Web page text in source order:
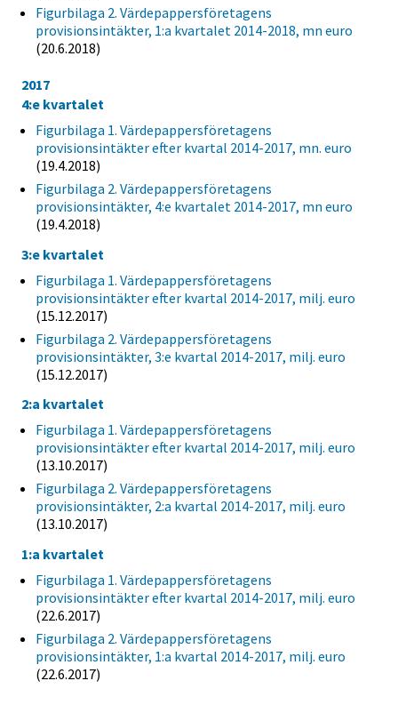
Figurbilaga 2. Värdepappersföretagens
provisionsintäkter, 1:a kvartalet 2014-2018, mn euro
(20.6.2018)
2017
4:e kvartalet
Figurbilaga 1. Värdepappersföretagens
provisionsintäkter efter kvartal 2014-2017, mn. euro
(19.4.2018)
Figurbilaga 2. Värdepappersföretagens
provisionsintäkter, 4:e kvartalet 2014-2017, mn euro
(19.4.2018)
3:e kvartalet
Figurbilaga 1. Värdepappersföretagens
provisionsintäkter efter kvartal 2014-2017, milj. euro
(15.12.2017)
Figurbilaga 2. Värdepappersföretagens
provisionsintäkter, 3:e kvartal 2014-2017, milj. euro
(15.12.2017)
2:a kvartalet
Figurbilaga 1. Värdepappersföretagens
provisionsintäkter efter kvartal 2014-2017, milj. euro
(13.10.2017)
Figurbilaga 2. Värdepappersföretagens
provisionsintäkter, 2:a kvartal 2014-2017, milj. euro
(13.10.2017)
1:a kvartalet
Figurbilaga 1. Värdepappersföretagens
provisionsintäkter efter kvartal 2014-2017, milj. euro
(22.6.2017)
Figurbilaga 2. Värdepappersföretagens
provisionsintäkter, 1:a kvartal 2014-2017, milj. euro
(22.6.2017)